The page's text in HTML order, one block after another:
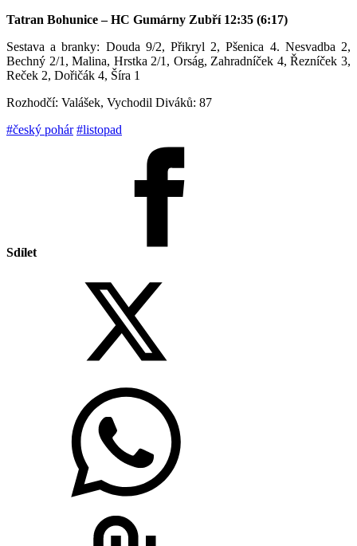
Tatran Bohunice – HC Gumárny Zubří 12:35 (6:17)
Sestava a branky: Douda 9/2, Přikryl 2, Pšenica 4. Nesvadba 2,
Bechný 2/1, Malina, Hrstka 2/1, Orság, Zahradníček 4, Řezníček 3,
Reček 2, Dořičák 4, Šíra 1
Rozhodčí: Valášek, Vychodil Diváků: 87
#český pohár #listopad
Sdílet